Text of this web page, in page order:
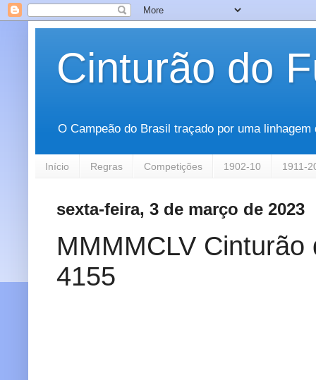
Cinturão do
O Campeão do Brasil traçado por uma
Início Regras Competições 1902-10 1911-
sexta-feira, 3 de março de 2023
MMMMCLV
4155